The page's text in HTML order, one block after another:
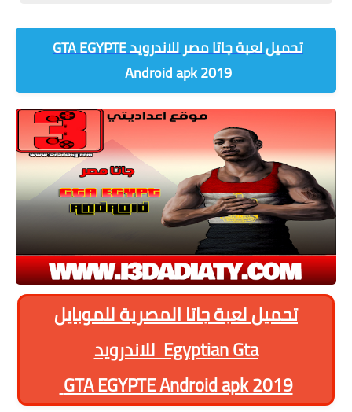
تحميل لعبة جاتا مصر للاندرويد GTA EGYPTE
Android apk 2019
تحميل لعبة جاتا المصرية للموبايل
Egyptian Gta للاندرويد
GTA EGYPTE Android apk 2019